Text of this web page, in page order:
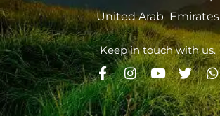
United Arab Emirates
Keep in touch with us.